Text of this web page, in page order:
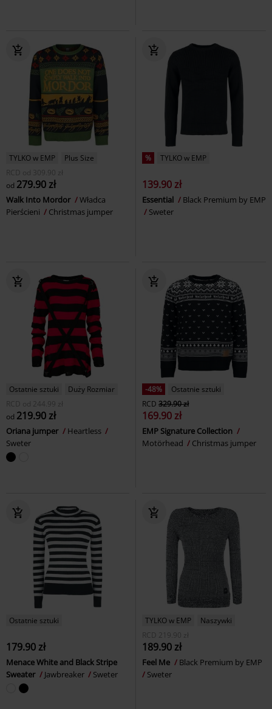
TYLKO w EMP
Plus Size
RCD
od 309.90 zł
od 279.90 zł
Walk Into Mordor
Władca
Pierścieni
Christmas jumper
% TYLKO w EMP
139.90 zł
Essential
Black Premium by EMP
Sweter
Ostatnie sztuki
Duży Rozmiar
RCD
od 244.99 zł
od 219.90 zł
Oriana jumper
Heartless
Sweter
-48%
Ostatnie sztuki
RCD 329.90 zł
169.90 zł
EMP Signature Collection
Motörhead
Christmas jumper
Ostatnie sztuki
179.90 zł
Menace White and Black Stripe
Sweater
Jawbreaker Sweter
TYLKO w EMP
Naszywki
RCD 219.90 zł
189.90 zł
Feel Me
Black Premium by EMP
Sweter